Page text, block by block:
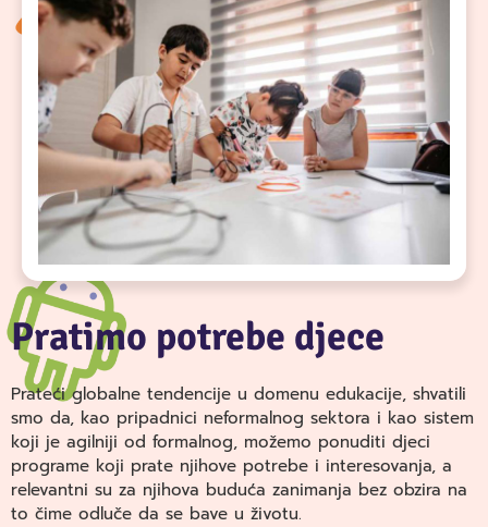
Pratimo potrebe djece
Prateći globalne tendencije u domenu edukacije, shvatili
smo da, kao pripadnici neformalnog sektora i kao sistem
koji je agilniji od formalnog, možemo ponuditi djeci
programe koji prate njihove potrebe i interesovanja, a
relevantni su za njihova buduća zanimanja bez obzira na
to čime odluče da se bave u životu.